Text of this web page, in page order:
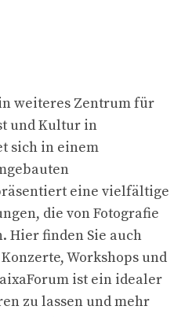
weiteres Zentrum für
und Kultur in
sich in einem
eine vielfältige
die von Fotografie
Hier finden Sie auch
Workshops und
ist ein idealer
zu lassen und mehr